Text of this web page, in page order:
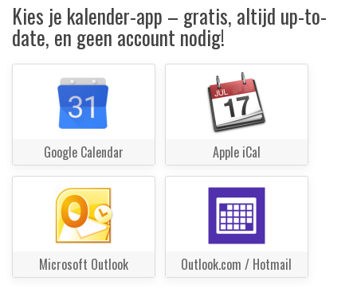
Kies je kalender-app – gratis, altijd up-to-
date, en geen account nodig!
Google Calendar Apple iCal
Microsoft Outlook Outlook.com / Hotmail